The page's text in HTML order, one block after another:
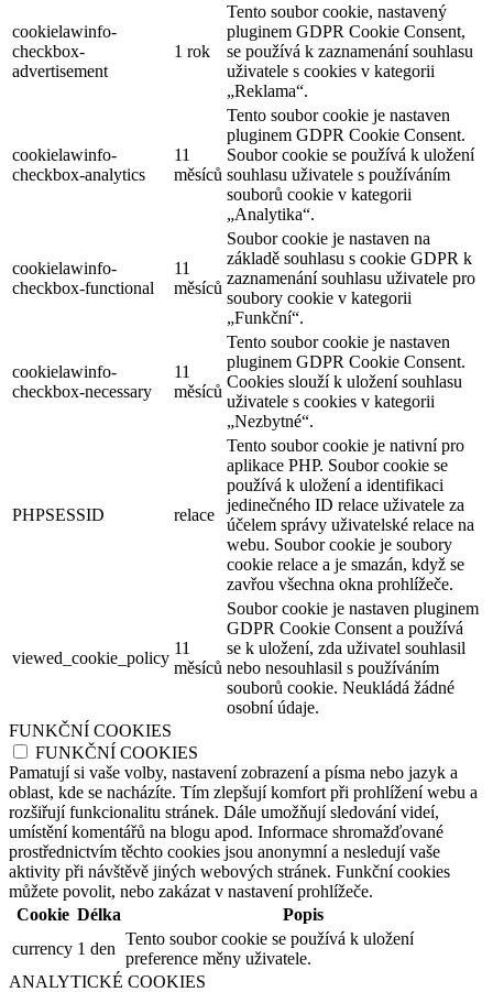
cookielawinfo-
checkbox-
advertisement
1 rok
Tento soubor cookie, nastavený
pluginem GDPR Cookie Consent,
se používá k zaznamenání souhlasu
uživatele s cookies v kategorii
„Reklama“.
cookielawinfo-
checkbox-analytics
11
měsíců
Tento soubor cookie je nastaven
pluginem GDPR Cookie Consent.
Soubor cookie se používá k uložení
souhlasu uživatele s používáním
souborů cookie v kategorii
„Analytika“.
cookielawinfo-
checkbox-functional
11
měsíců
Soubor cookie je nastaven na
základě souhlasu s cookie GDPR k
zaznamenání souhlasu uživatele pro
soubory cookie v kategorii
„Funkční“.
cookielawinfo-
checkbox-necessary
11
měsíců
Tento soubor cookie je nastaven
pluginem GDPR Cookie Consent.
Cookies slouží k uložení souhlasu
uživatele s cookies v kategorii
„Nezbytné“.
PHPSESSID relace
Tento soubor cookie je nativní pro
aplikace PHP. Soubor cookie se
používá k uložení a identifikaci
jedinečného ID relace uživatele za
účelem správy uživatelské relace na
webu. Soubor cookie je soubory
cookie relace a je smazán, když se
zavřou všechna okna prohlížeče.
viewed_cookie_policy
11
měsíců
Soubor cookie je nastaven pluginem
GDPR Cookie Consent a používá
se k uložení, zda uživatel souhlasil
nebo nesouhlasil s používáním
souborů cookie. Neukládá žádné
osobní údaje.
FUNKČNÍ COOKIES
FUNKČNÍ COOKIES
Pamatují si vaše volby, nastavení zobrazení a písma nebo jazyk a
oblast, kde se nacházíte. Tím zlepšují komfort při prohlížení webu a
rozšiřují funkcionalitu stránek. Dále umožňují sledování videí,
umístění komentářů na blogu apod. Informace shromažďované
prostřednictvím těchto cookies jsou anonymní a nesledují vaše
aktivity při návštěvě jiných webových stránek. Funkční cookies
můžete povolit, nebo zakázat v nastavení prohlížeče.
Cookie Délka
Popis
currency 1 den
Tento soubor cookie se používá k uložení
preference měny uživatele.
ANALYTICKÉ COOKIES